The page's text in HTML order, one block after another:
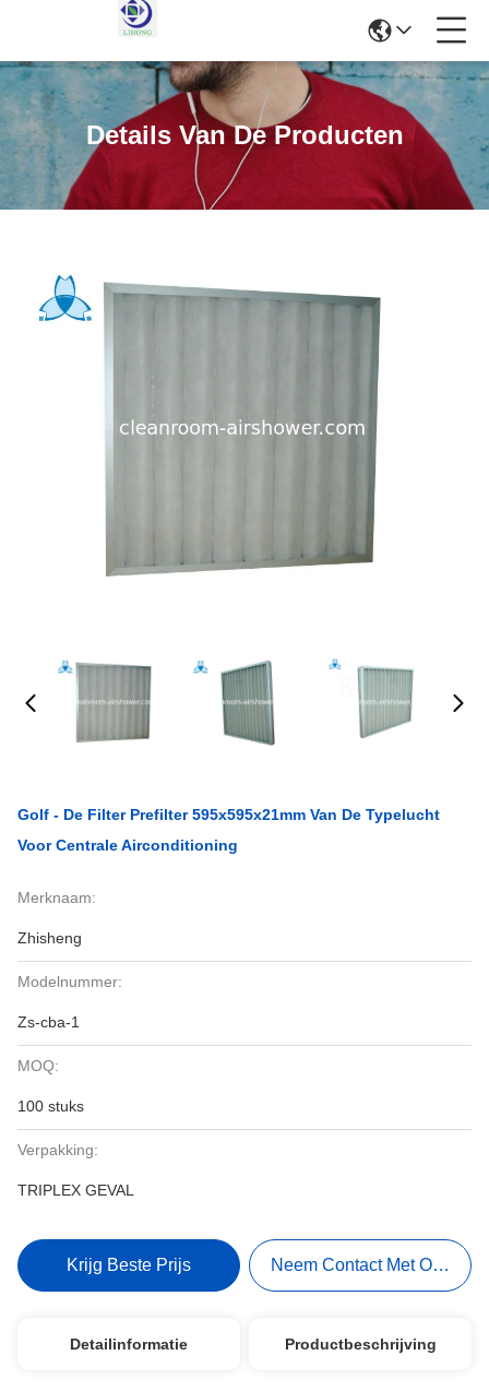
Details Van De Producten
Golf - De Filter Prefilter 595x595x21mm Van De Typelucht
Voor Centrale Airconditioning
Merknaam:
Zhisheng
Modelnummer:
Zs-cba-1
MOQ:
100 stuks
Verpakking:
TRIPLEX GEVAL
Krijg Beste Prijs Neem Contact Met Ons Op
Detailinformatie Productbeschrijving